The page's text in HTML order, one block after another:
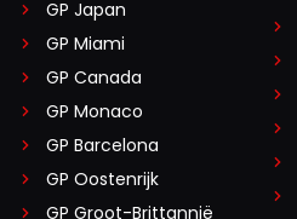
GP Japan
GP Miami
GP Canada
GP Monaco
GP Barcelona
GP Oostenrijk
GP Groot-Brittannië